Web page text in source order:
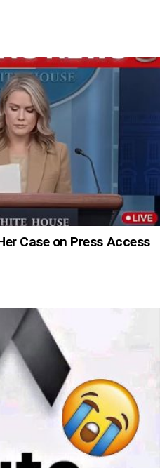
Case on Press Access